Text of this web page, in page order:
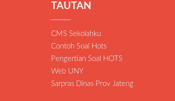
TAUTAN
CMS Sekolahku
Contoh Soal Hots
Pengertian Soal HOTS
Web UNY
Sarpras Dinas Prov Jateng